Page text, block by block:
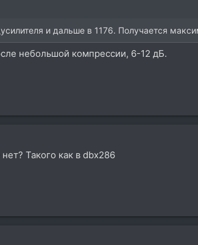
и дальше в 1176. Получается
небольшой компрессии, 6-12 дБ.
Такого как в dbx286